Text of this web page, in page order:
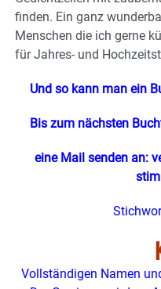
finden. Ein ganz
Menschen die ich gerne
für Jahres- und
Und so kann man ein
Bis zum nächsten
eine Mail senden an:
Vollständigen Namen